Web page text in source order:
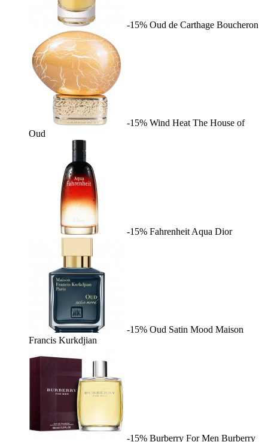
-15% Oud de Carthage Boucheron
-15% Wind Heat The House of
Oud
-15% Fahrenheit Aqua Dior
-15% Oud Satin Mood Maison
Francis Kurkdjian
-15% Burberry For Men Burberry